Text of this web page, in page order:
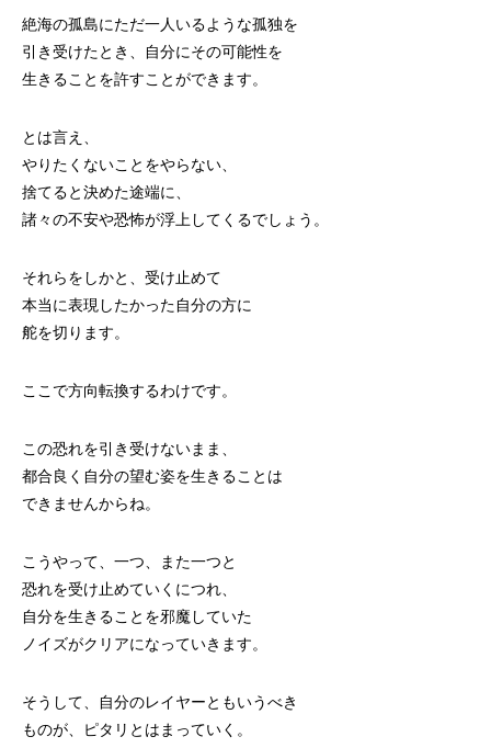
絶海の孤島にただ一人いるような孤独を
引き受けたとき、自分にその可能性を
生きることを許すことができます。
とは言え、
やりたくないことをやらない、
捨てると決めた途端に、
諸々の不安や恐怖が浮上してくるでしょう。
それらをしかと、受け止めて
本当に表現したかった自分の方に
舵を切ります。
ここで方向転換するわけです。
この恐れを引き受けないまま、
都合良く自分の望む姿を生きることは
できませんからね。
こうやって、一つ、また一つと
恐れを受け止めていくにつれ、
自分を生きることを邪魔していた
ノイズがクリアになっていきます。
そうして、自分のレイヤーともいうべき
ものが、ピタリとはまっていく。